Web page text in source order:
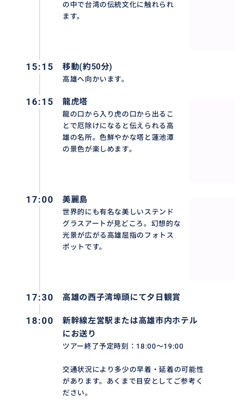
オランダ統治の拠点として建設された旧城。今でもオラン
おすすめ
建造され、かつては台湾統治や対外貿易の中心地でした。
の中で台湾の伝統文化に触れられ
ます。
15:15 移動(約50分)
高雄へ向かいます。
16:15 龍虎塔
龍の口から入り虎の口から出るこ
とで厄除けになると伝えられる高
雄の名所。色鮮やかな塔と蓮池潭
の景色が楽しめます。
17:00 美麗島
世界的にも有名な美しいステンド
グラスアートが見どころ。幻想的な
光景が広がる高雄屈指のフォトス
ポットです。
17:30 高雄の西子湾埠頭にて夕日観賞
18:00
新幹線左営駅または高雄市内ホテル
にお送り
ツアー終了予定時刻：18:00～19:00
交通状況により多少の早着・延着の可能性
があります。あくまで目安としてご参考く
ださい。